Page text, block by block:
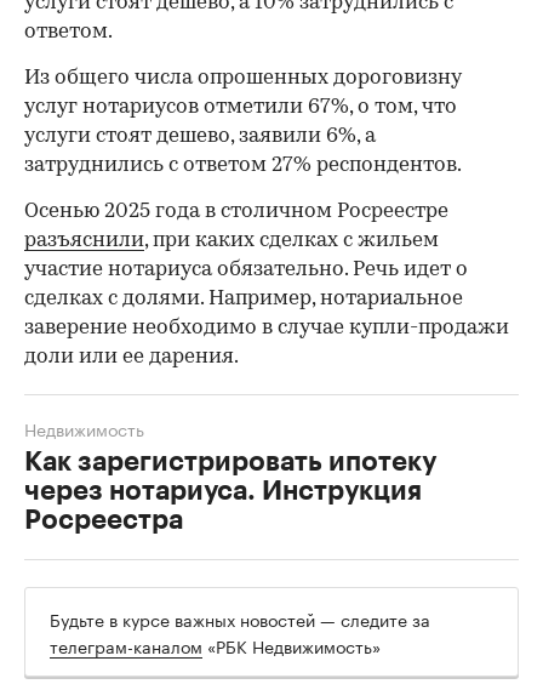
ответом.
Из общего числа опрошенных дороговизну
услуг нотариусов отметили 67%, о том, что
услуги стоят дешево, заявили 6%, а
затруднились с ответом 27% респондентов.
Осенью 2025 года в столичном Росреестре
разъяснили, при каких сделках с жильем
участие нотариуса обязательно. Речь идет о
сделках с долями. Например, нотариальное
заверение необходимо в случае купли-продажи
доли или ее дарения.
Как зарегистрировать ипотеку
через нотариуса. Инструкция
Росреестра
Недвижимость
Будьте в курсе важных новостей — следите за
телеграм-каналом «РБК Недвижимость»